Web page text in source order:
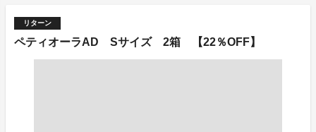
リターン
ペティオーラAD Sサイズ 2箱 【22％OFF】